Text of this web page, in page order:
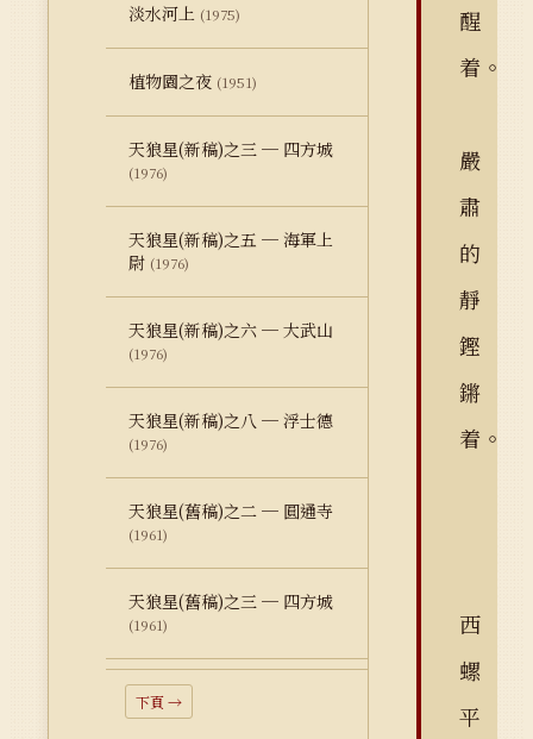
淡水河上 (1975)
植物園之夜 (1951)
天狼星(新稿)之三 ─ 四方城
(1976)
天狼星(新稿)之五 ─ 海軍上
尉 (1976)
天狼星(新稿)之六 ─ 大武山
(1976)
天狼星(新稿)之八 ─ 浮士德
(1976)
天狼星(舊稿)之二 ─ 圓通寺
(1961)
天狼星(舊稿)之三 ─ 四方城
(1961)
下頁 →
醒
着。
嚴
肅
的
靜
鏗
鏘
着。
西
螺
平